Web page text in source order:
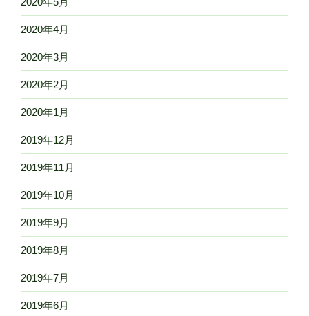
2020年4月
2020年3月
2020年2月
2020年1月
2019年12月
2019年11月
2019年10月
2019年9月
2019年8月
2019年7月
2019年6月